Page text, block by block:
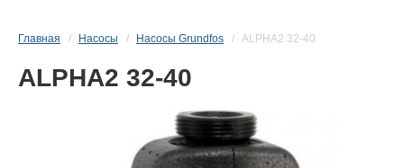
Главная Насосы Насосы Grundfos ALPHA2 32-40
ALPHA2 32-40